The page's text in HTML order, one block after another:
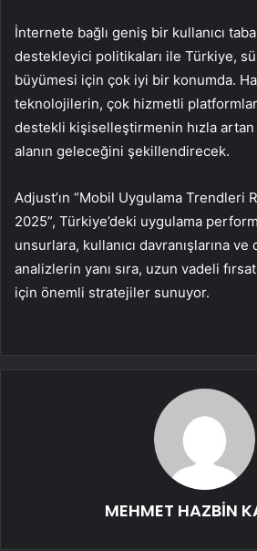
İnternete bağlı geniş bir kullanıcı
destekleyici politikaları ile Türkiye,
büyümesi için çok iyi bir konumda.
teknolojilerin, çok hizmetli
destekli kişiselleştirmenin hızla
alanın geleceğini şekillendirecek.
Adjust’ın “Mobil Uygulama Trendleri
2025”, Türkiye’deki uygulama
unsurlara, kullanıcı davranışlarına
analizlerin yanı sıra, uzun vadeli
için önemli stratejiler sunuyor.
MEHMET HAZBİN